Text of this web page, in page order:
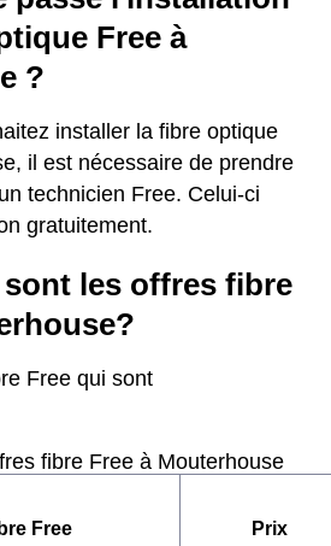
Free à
?
installer la fibre optique
il est nécessaire de prendre
technicien Free. Celui-ci
gratuitement.
les offres fibre
Free qui sont
fibre Free à Mouterhouse
Free Prix